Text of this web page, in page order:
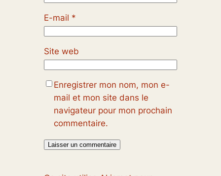
E-mail *
Site web
Enregistrer mon nom, mon e-
mail et mon site dans le
navigateur pour mon prochain
commentaire.